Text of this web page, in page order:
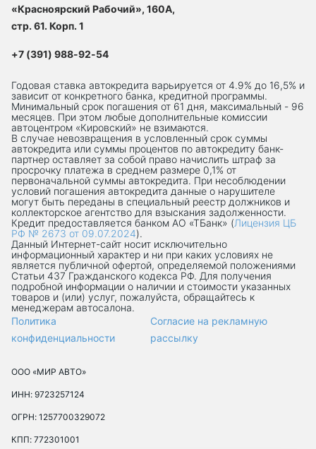
«Красноярский Рабочий», 160А,
стр. 61. Корп. 1
+7 (391) 988-92-54
Годовая ставка автокредита варьируется от 4.9% до 16,5% и
зависит от конкретного банка, кредитной программы.
Минимальный срок погашения от 61 дня, максимальный - 96
месяцев. При этом любые дополнительные комиссии
автоцентром «Кировский» не взимаются.
В случае невозвращения в условленный срок суммы
автокредита или суммы процентов по автокредиту банк-
партнер оставляет за собой право начислить штраф за
просрочку платежа в среднем размере 0,1% от
первоначальной суммы автокредита. При несоблюдении
условий погашения автокредита данные о нарушителе
могут быть переданы в специальный реестр должников и
коллекторское агентство для взыскания задолженности.
Кредит предоставляется банком АО «ТБанк» (Лицензия ЦБ
РФ № 2673 от 09.07.2024).
Данный Интернет-сaйт носит исключительно
информационный характер и ни при каких условиях не
является публичной офертой, определяемой положениями
Статьи 437 Гражданского кодекса РФ. Для получения
подробной информации о наличии и стоимости указанных
товаров и (или) услуг, пожалуйста, обращайтесь к
менеджерам автосалона.
Политика
конфиденциальности
Согласие на рекламную
рассылку
ООО «МИР АВТО»
ИНН: 9723257124
ОГРН: 1257700329072
КПП: 772301001